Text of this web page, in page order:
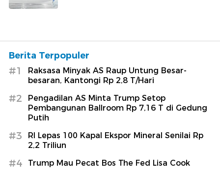
Berita Terpopuler
#1
Raksasa Minyak AS Raup Untung Besar-
besaran, Kantongi Rp 2,8 T/Hari
#2
Pengadilan AS Minta Trump Setop
Pembangunan Ballroom Rp 7,16 T di Gedung
Putih
#3
RI Lepas 100 Kapal Ekspor Mineral Senilai Rp
2,2 Triliun
#4 Trump Mau Pecat Bos The Fed Lisa Cook